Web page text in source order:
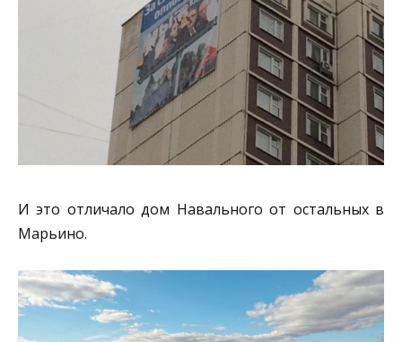
И это отличало дом Навального от остальных в
Марьино.